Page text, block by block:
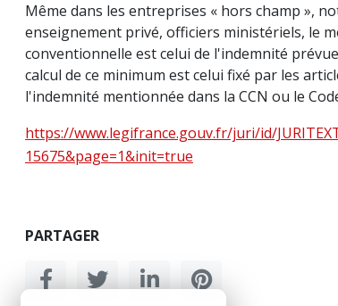
Même dans les entreprises « hors champ »,
enseignement privé, officiers ministériels, le
conventionnelle est celui de l'indemnité
calcul de ce minimum est celui fixé par les
l'indemnité mentionnée dans la CCN ou le
https://www.legifrance.gouv.fr/juri/id/
15675&page=1&init=true
PARTAGER